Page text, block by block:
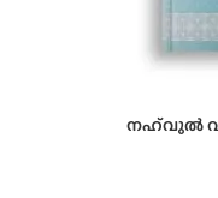
നഹ്‌വുല്‍